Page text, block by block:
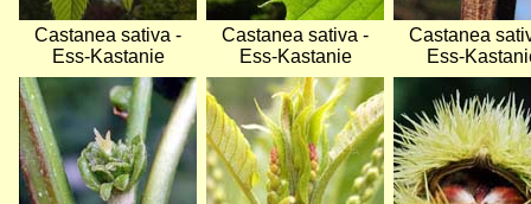
Castanea sativa -
Ess-Kastanie
Castanea sativa -
Ess-Kastanie
Castanea
Ess-
Bild
Bild